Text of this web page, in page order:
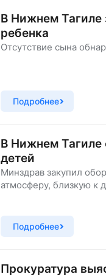
В Нижнем Тагиле
ребенка
Отсутствие сына
Подробнее
В Нижнем Тагиле
детей
Минздрав закупил
атмосферу, близкую к
Подробнее
Прокуратура